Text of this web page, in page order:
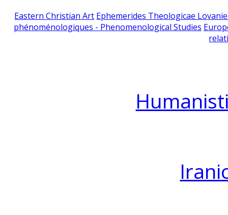
Eastern Christian Art Ephemerides Theologicae
phénoménologiques - Phenomenological Studies